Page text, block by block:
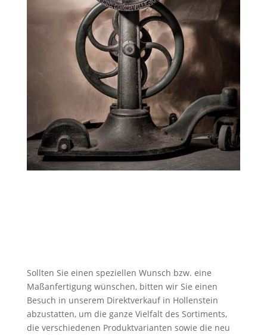
Sollten Sie einen speziellen Wunsch bzw. eine
Maßanfertigung wünschen, bitten wir Sie einen
Besuch in unserem Direktverkauf in Hollenstein
abzustatten, um die ganze Vielfalt des Sortiments,
die verschiedenen Produktvarianten sowie die neu